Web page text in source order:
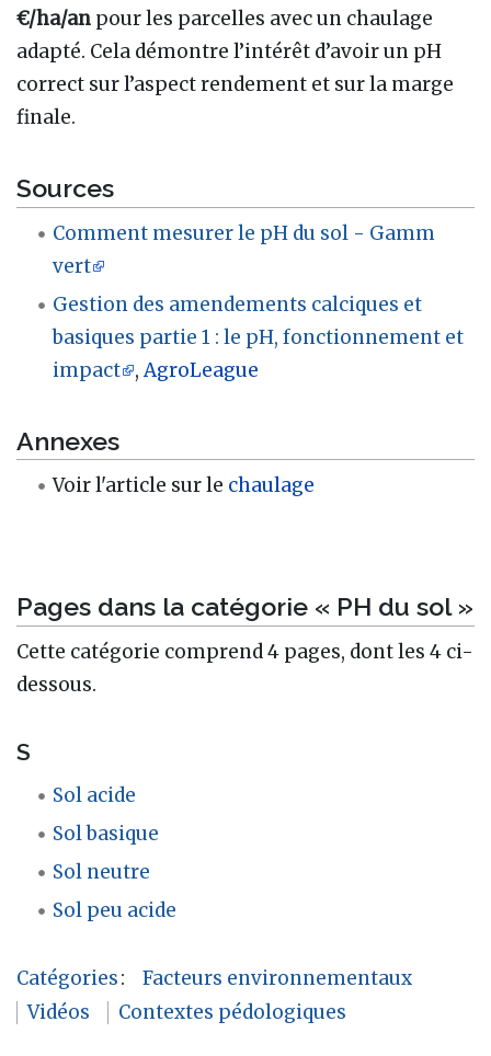
€/ha/an pour les parcelles avec un chaulage
adapté. Cela démontre l’intérêt d’avoir un pH
correct sur l’aspect rendement et sur la marge
finale.
Sources
Comment mesurer le pH du sol - Gamm
vert
Gestion des amendements calciques et
basiques partie 1 : le pH, fonctionnement et
impact
,AgroLeague
Annexes
Voir l'article sur le chaulage
Pages dans la catégorie « PH du sol »
Cette catégorie comprend 4 pages, dont les 4 ci-
dessous.
S
Sol acide
Sol basique
Sol neutre
Sol peu acide
Catégories:
Facteurs environnementaux
Vidéos
Contextes pédologiques